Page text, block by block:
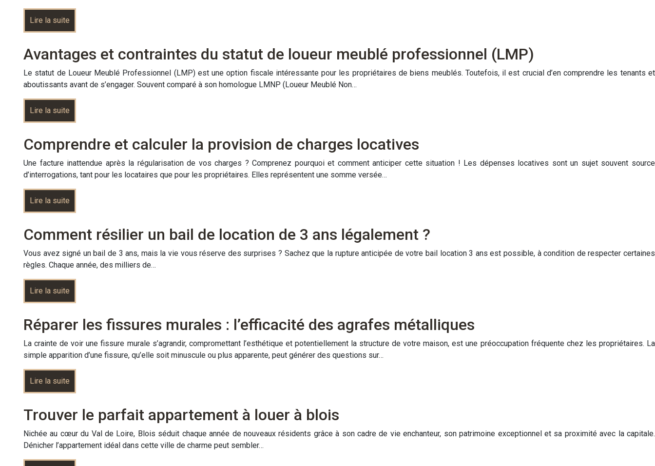
Lire la suite
Avantages et contraintes du statut de loueur meublé professionnel (LMP)
Le statut de Loueur Meublé Professionnel (LMP) est une option fiscale intéressante pour les propriétaires de biens meublés. Toutefois, il est crucial d’en comprendre les tenants et
aboutissants avant de s’engager. Souvent comparé à son homologue LMNP (Loueur Meublé Non…
Lire la suite
Comprendre et calculer la provision de charges locatives
Une facture inattendue après la régularisation de vos charges ? Comprenez pourquoi et comment anticiper cette situation ! Les dépenses locatives sont un sujet souvent source
d’interrogations, tant pour les locataires que pour les propriétaires. Elles représentent une somme versée…
Lire la suite
Comment résilier un bail de location de 3 ans légalement ?
Vous avez signé un bail de 3 ans, mais la vie vous réserve des surprises ? Sachez que la rupture anticipée de votre bail location 3 ans est possible, à condition de respecter certaines
règles. Chaque année, des milliers de…
Lire la suite
Réparer les fissures murales : l’efficacité des agrafes métalliques
La crainte de voir une fissure murale s’agrandir, compromettant l’esthétique et potentiellement la structure de votre maison, est une préoccupation fréquente chez les propriétaires. La
simple apparition d’une fissure, qu’elle soit minuscule ou plus apparente, peut générer des questions sur…
Lire la suite
Trouver le parfait appartement à louer à blois
Nichée au cœur du Val de Loire, Blois séduit chaque année de nouveaux résidents grâce à son cadre de vie enchanteur, son patrimoine exceptionnel et sa proximité avec la capitale.
Dénicher l’appartement idéal dans cette ville de charme peut sembler…